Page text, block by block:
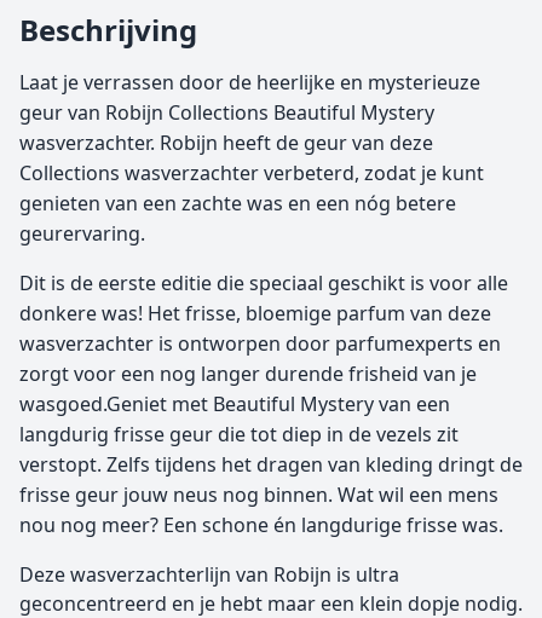
Beschrijving
Laat je verrassen door de heerlijke en mysterieuze
geur van Robijn Collections Beautiful Mystery
wasverzachter. Robijn heeft de geur van deze
Collections wasverzachter verbeterd, zodat je kunt
genieten van een zachte was en een nóg betere
geurervaring.
Dit is de eerste editie die speciaal geschikt is voor alle
donkere was! Het frisse, bloemige parfum van deze
wasverzachter is ontworpen door parfumexperts en
zorgt voor een nog langer durende frisheid van je
wasgoed.Geniet met Beautiful Mystery van een
langdurig frisse geur die tot diep in de vezels zit
verstopt. Zelfs tijdens het dragen van kleding dringt de
frisse geur jouw neus nog binnen. Wat wil een mens
nou nog meer? Een schone én langdurige frisse was.
Deze wasverzachterlijn van Robijn is ultra
geconcentreerd en je hebt maar een klein dopje nodig.